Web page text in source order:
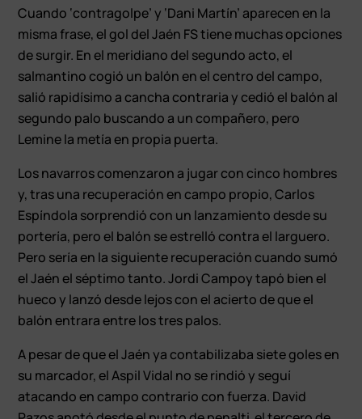
Cuando ‘contragolpe’ y ‘Dani Martín’ aparecen en la
misma frase, el gol del Jaén FS tiene muchas opciones
de surgir. En el meridiano del segundo acto, el
salmantino cogió un balón en el centro del campo,
salió rapidísimo a cancha contraria y cedió el balón al
segundo palo buscando a un compañero, pero
Lemine la metía en propia puerta.
Los navarros comenzaron a jugar con cinco hombres
y, tras una recuperación en campo propio, Carlos
Espíndola sorprendió con un lanzamiento desde su
portería, pero el balón se estrelló contra el larguero.
Pero sería en la siguiente recuperación cuando sumó
el Jaén el séptimo tanto. Jordi Campoy tapó bien el
hueco y lanzó desde lejos con el acierto de que el
balón entrara entre los tres palos.
A pesar de que el Jaén ya contabilizaba siete goles en
su marcador, el Aspil Vidal no se rindió y seguí
atacando en campo contrario con fuerza. David